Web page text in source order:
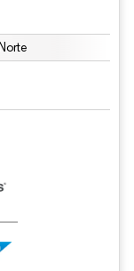
según CC BY 4.0.